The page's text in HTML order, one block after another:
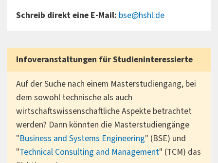
Schreib direkt eine E-Mail: bse@hshl.de
Infoveranstaltungen für Studieninteressierte
Auf der Suche nach einem Masterstudiengang, bei
dem sowohl technische als auch
wirtschaftswissenschaftliche Aspekte betrachtet
werden? Dann könnten die Masterstudiengänge
"Business and Systems Engineering" (BSE) und
"Technical Consulting and Management" (TCM) das